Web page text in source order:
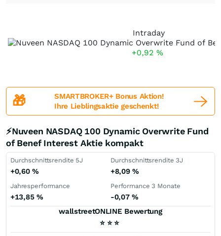
Intraday
+0,92 %
🎁
SMARTBROKER+ Bonus Aktion!
Ihre Lieblingsaktie geschenkt!
⚡Nuveen NASDAQ 100 Dynamic Overwrite Fund
of Benef Interest Aktie kompakt
Durchschnittsrendite 5J
+0,60%
Durchschnittsrendite 3J
+8,09%
Jahresperformance
+13,85 %
Performance 3 Monate
-0,07%
wallstreetONLINE Bewertung
⭐ ⭐ ⭐